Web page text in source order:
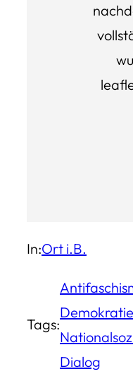
In:Ort i.B.
Tags:
Dialog